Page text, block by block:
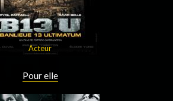
Acteur
Pour elle